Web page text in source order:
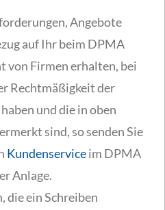
Angebote
auf Ihr beim DPMA
von Firmen erhalten, bei
Rechtmäßigkeit der
und die in oben
sind, so senden Sie
Kundenserviceim DPMA
Anlage.
die ein Schreiben